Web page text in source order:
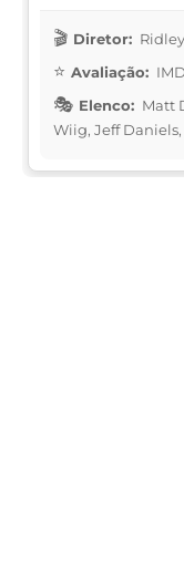
Diretor:
Avaliação:
Elenco: Matt
Wiig, Jeff